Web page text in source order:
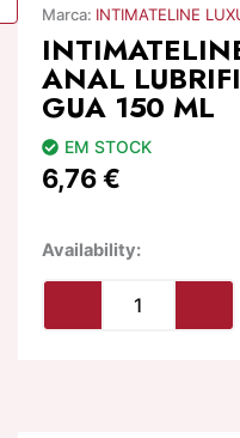
Marca: INTIMATELINE
ANAL
GUA 150 ML
EM STOCK
6,76€
Availability:Quantidade
INTIMATELINE